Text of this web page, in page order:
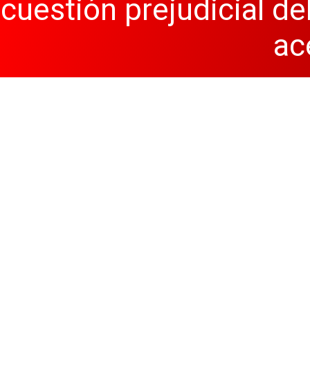
cuestión prejudicial